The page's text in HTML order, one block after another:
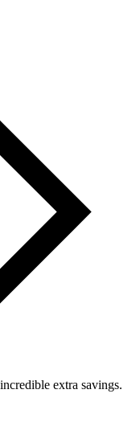
extra savings.